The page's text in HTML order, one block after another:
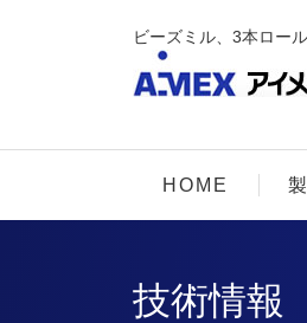
ビーズミル、3本ロー
HOME
技術情報